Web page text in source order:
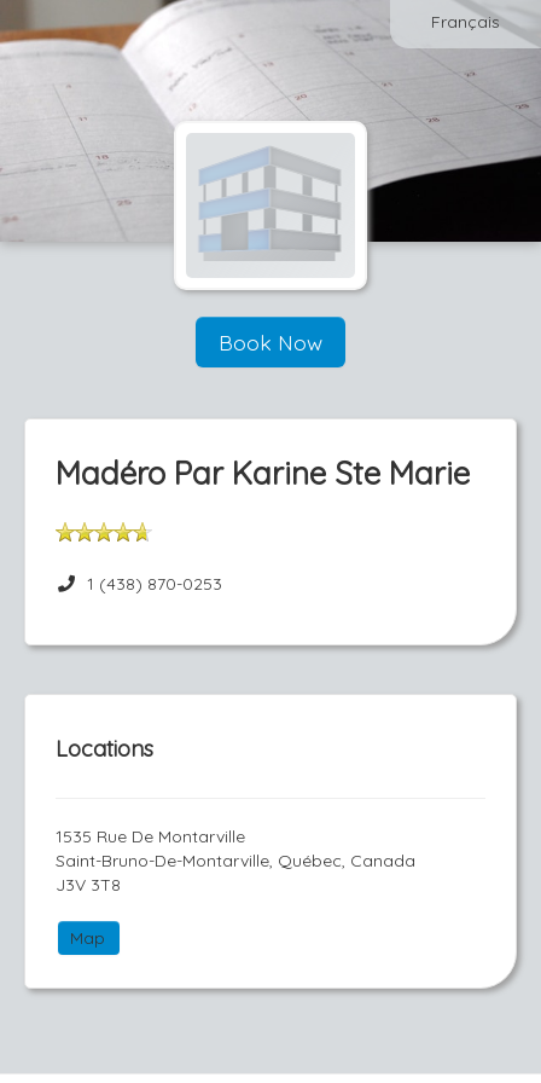
Français
Book Now
Madéro Par Karine Ste Marie
1 (438) 870-0253
Locations
1535 Rue De Montarville
Saint-Bruno-De-Montarville, Québec, Canada
J3V 3T8
Map